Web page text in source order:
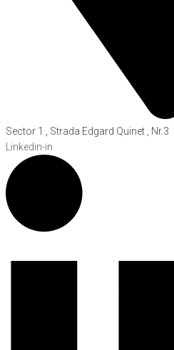
Sector 1 , Strada Edgard Quinet , Nr.3
Linkedin-in